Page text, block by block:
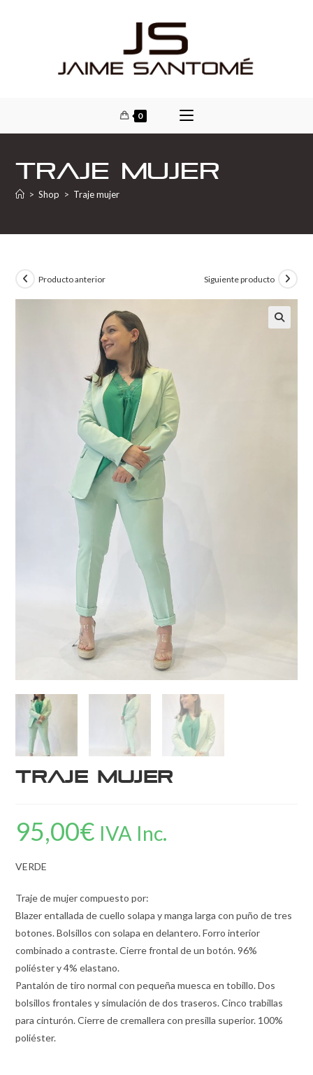
0
Traje mujer
> Shop > Traje mujer
Producto anterior Siguiente producto
Traje mujer
95,00€ IVA Inc.
VERDE
Traje de mujer compuesto por:
Blazer entallada de cuello solapa y manga larga con puño de tres
botones. Bolsillos con solapa en delantero. Forro interior
combinado a contraste. Cierre frontal de un botón. 96%
poliéster y 4% elastano.
Pantalón de tiro normal con pequeña muesca en tobillo. Dos
bolsillos frontales y simulación de dos traseros. Cinco trabillas
para cinturón. Cierre de cremallera con presilla superior. 100%
poliéster.